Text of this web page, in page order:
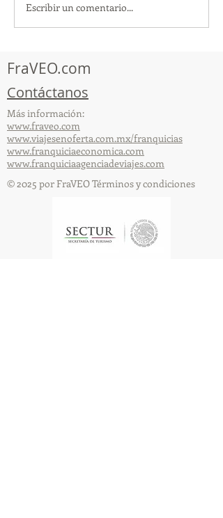
TourTravelynByFraveo
participó en la
Escribir un comentario...
FraVEO.com
Contáctanos
Más información:
www.fraveo.com
www.viajesenoferta.com.mx/franquicias
www.franquiciaeconomica.com
www.franquiciaagenciadeviajes.com
© 2025 por FraVEO Términos y condiciones